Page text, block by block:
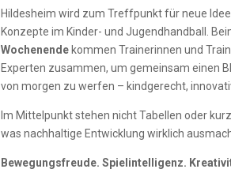
Hildesheim wird zum Treffpunkt für neue
Konzepte im Kinder- und Jugendhandball.
Wochenendekommen Trainerinnen und
Experten zusammen, um gemeinsam einen
von morgen zu werfen – kindgerecht,
Im Mittelpunkt stehen nicht Tabellen oder
was nachhaltige Entwicklung wirklich
Bewegungsfreude. Spielintelligenz.